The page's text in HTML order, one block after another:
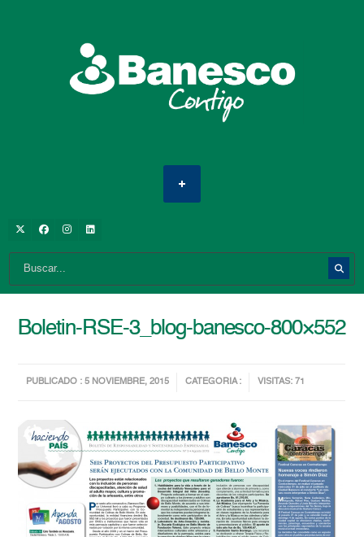
Boletin-RSE-3_blog-banesco-800×552
PUBLICADO : 5 NOVIEMBRE, 2015 CATEGORIA : VISITAS: 71